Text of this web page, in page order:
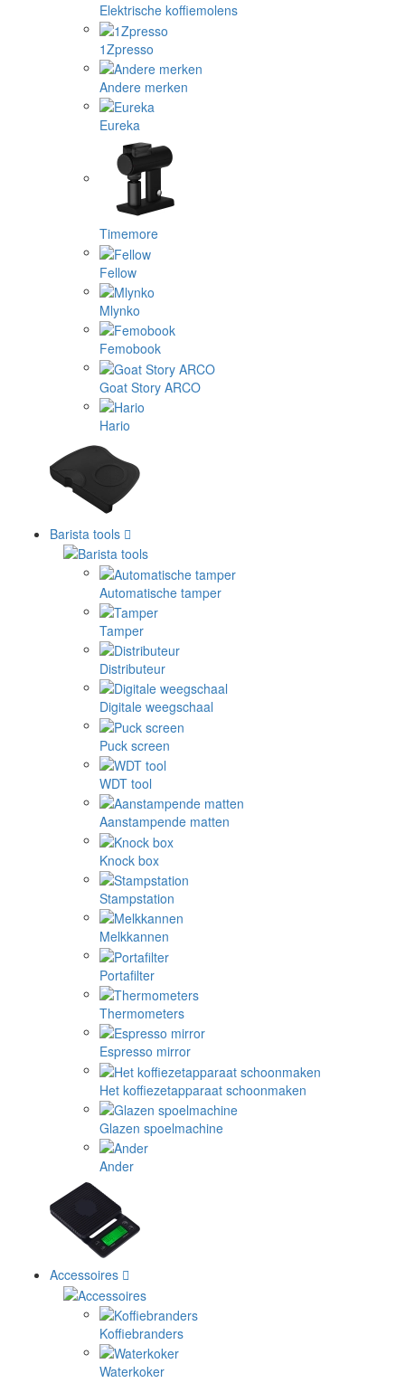
Elektrische koffiemolens
1Zpresso
Andere merken
Eureka
Timemore
Fellow
Mlynko
Femobook
Goat Story ARCO
Hario
Barista tools
Automatische tamper
Tamper
Distributeur
Digitale weegschaal
Puck screen
WDT tool
Aanstampende matten
Knock box
Stampstation
Melkkannen
Portafilter
Thermometers
Espresso mirror
Het koffiezetapparaat schoonmaken
Glazen spoelmachine
Ander
Accessoires
Koffiebranders
Waterkoker